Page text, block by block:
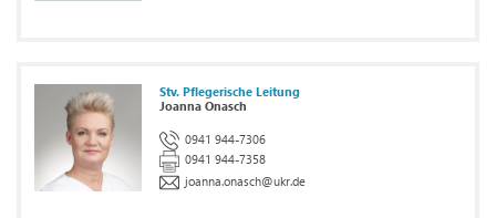
Stv. Pflegerische Leitung
Joanna Onasch
0941 944-7306
0941 944-7358
joanna.onasch@ukr.de